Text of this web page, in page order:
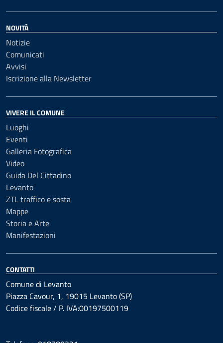
NOVITÀ
Notizie
Comunicati
Avvisi
Iscrizione alla Newsletter
VIVERE IL COMUNE
Luoghi
Eventi
Galleria Fotografica
Video
Guida Del Cittadino
Levanto
ZTL traffico e sosta
Mappe
Storia e Arte
Manifestazioni
CONTATTI
Comune di Levanto
Piazza Cavour, 1, 19015 Levanto (SP)
Codice fiscale / P. IVA:00197500119